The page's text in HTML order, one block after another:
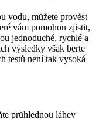
vodu, můžete provést
vám pomohou zjistit,
jednoduché, rychlé a
výsledky však berte
testů není tak vysoká
průhlednou láhev